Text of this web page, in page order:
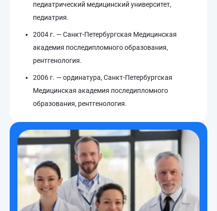
педиатрический медицинский университет,
педиатрия.
2004 г. — Санкт-Петербургская Медицинская
академия последипломного образования,
рентгенология.
2006 г. — ординатура, Санкт-Петербургская
Медицинская академия последипломного
образования, рентгенология.